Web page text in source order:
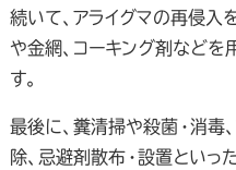
続いて、アライグマの再侵入
や金網、コーキング剤など
す。
最後に、糞清掃や殺菌・消毒
除、忌避剤散布・設置といっ